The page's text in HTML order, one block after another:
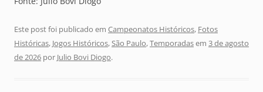
Este post foi publicado em Campeonatos Históricos, Fotos
Históricas, Jogos Históricos,São Paulo,Temporadasem 3 de agosto
de 2026 por Julio Bovi Diogo.